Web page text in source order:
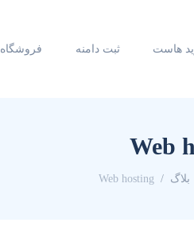
هاست ثبت دامنه فروشگاه
Web
بلاگ Web hosting